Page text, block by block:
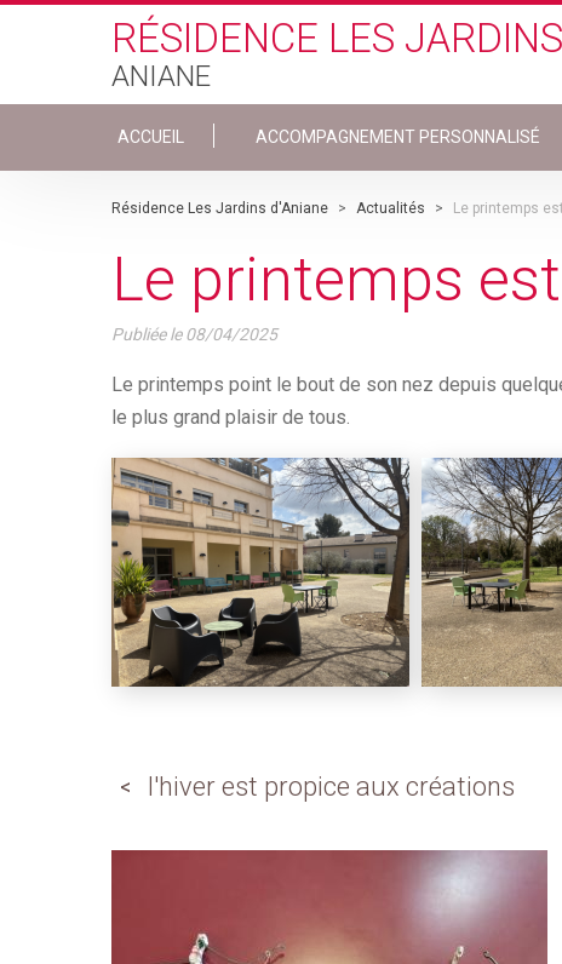
Skip to main content
RÉSIDENCE LES
ANIANE
ACCUEIL ACCOMPAGNEMENT PERSONNALISÉ
Résidence Les Jardins d'Aniane > Actualités > Le printemps
Le printemps
Publiée le08/04/2025
Le printemps point le bout de son nez depuis
le plus grand plaisir de tous.
l'hiver est propice aux créations